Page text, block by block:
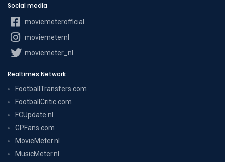
Social media
moviemeterofficial
moviemeternl
moviemeter_nl
Realtimes Network
FootballTransfers.com
FootballCritic.com
FCUpdate.nl
GPFans.com
MovieMeter.nl
MusicMeter.nl